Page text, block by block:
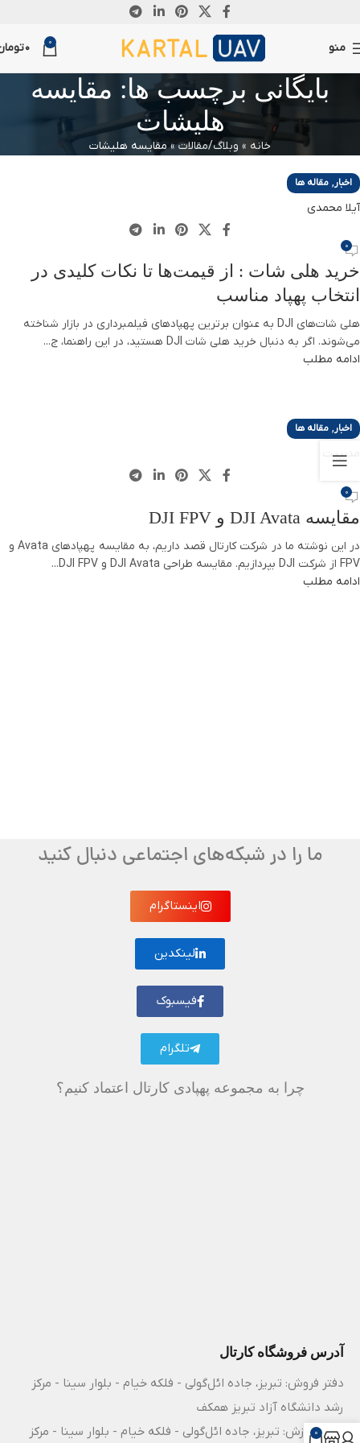
منو 0
0
بایگانی برچسب ها: مقایسه
هلیشات
خانه » وبلاگ/مقالات»مقایسه هلیشات
اکتبر
اخبار, مقاله ها
آیلا محمدی
0
خرید هلی شات : از قیمت‌ها تا نکات کلیدی در
انتخاب پهپاد مناسب
هلی شات‌های DJI به عنوان برترین پهپادهای فیلمبرداری در بازار شناخته
می‌شوند. اگر به دنبال خرید هلی شات DJI هستید، در این راهنما، ج...
ادامه مطلب
دسامبر
اخبار, مقاله ها
مدیریت
0
مقایسه DJI Avata و DJI FPV
در این نوشته ما در شرکت کارتال قصد داریم، به مقایسه پهپادهای Avata و
FPV از شرکت DJI بپردازیم. مقایسه طراحی DJI Avata و DJI FPV...
ادامه مطلب
ما را در شبکه‌های اجتماعی دنبال کنید
اینستاگرام
لینکدین
فیسبوک
تلگرام
چرا به مجموعه پهپادی کارتال اعتماد کنیم؟
آدرس فروشگاه کارتال
دفتر فروش: تبریز، جاده ائل‌گولی - فلکه خیام - بلوار سینا - مرکز
رشد دانشگاه آزاد تبریز همکف
مرکز آموزش: تبریز، جاده ائل‌گولی - فلکه خیام - بلوار سینا - مرکز
0